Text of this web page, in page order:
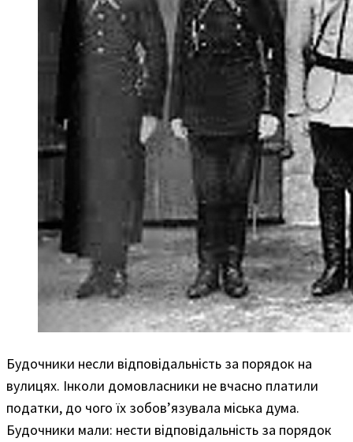
Будочники несли відповідальність за порядок на
вулицях. Інколи домовласники не вчасно платили
податки, до чого їх зобов’язувала міська дума.
Будочники мали: нести відповідальність за порядок